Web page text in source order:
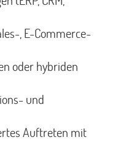
, E-Commerce-
oder hybriden
und
Auftreten mit